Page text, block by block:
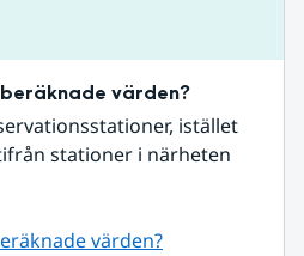
värden?
istället
stationer i närheten
värden?